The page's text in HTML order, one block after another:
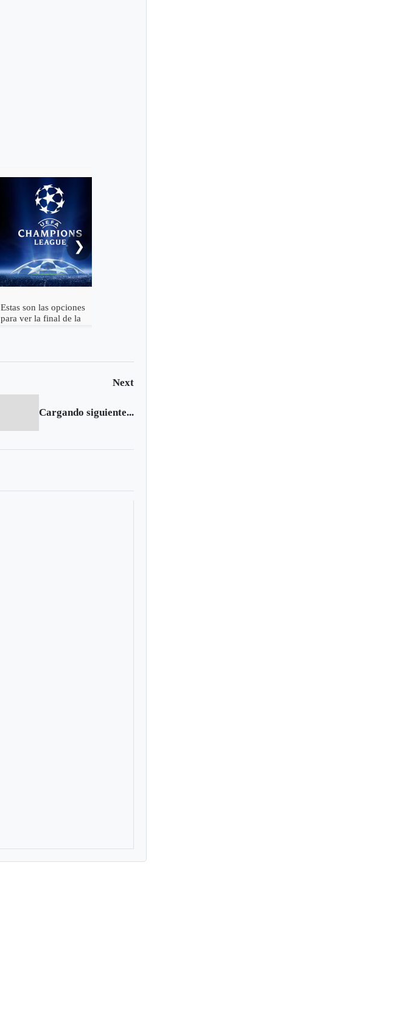
Estas son las opciones
para ver la final de la
❯
Next
Cargando siguiente...